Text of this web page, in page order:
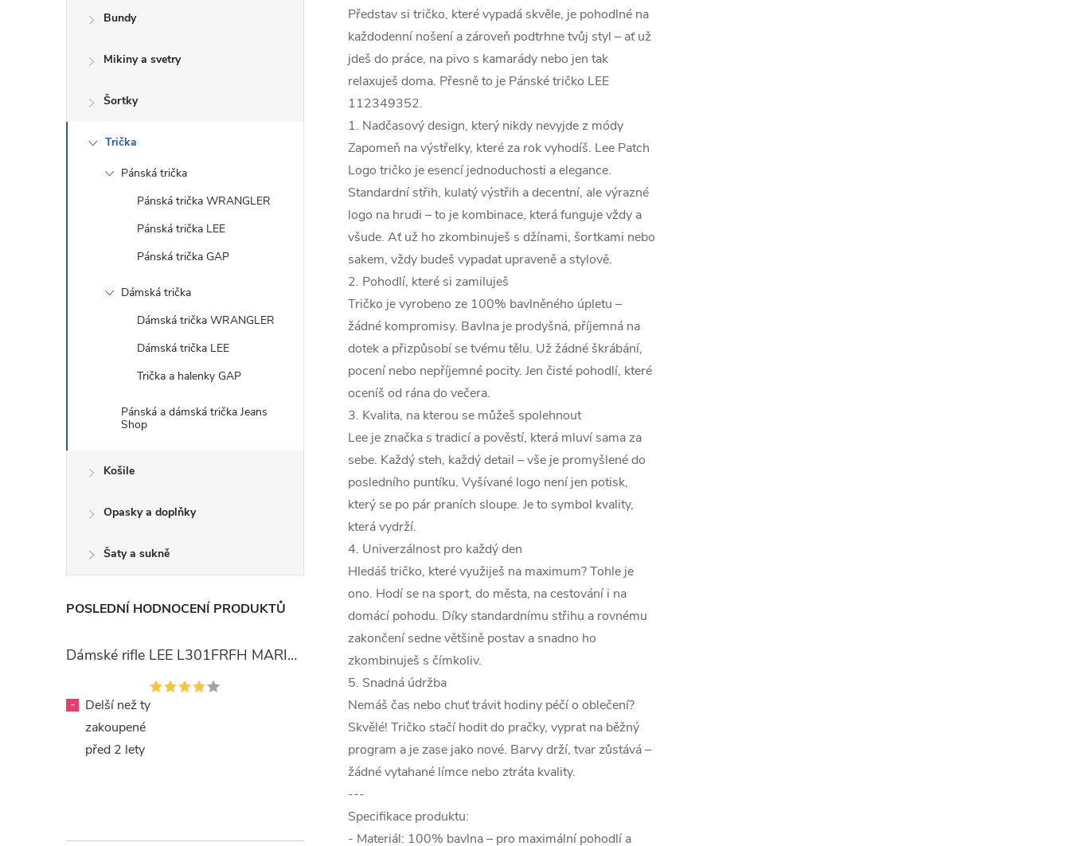
Bundy
Mikiny a svetry
Šortky
Trička
Pánská trička
Pánská trička WRANGLER
Pánská trička LEE
Pánská trička GAP
Dámská trička
Dámská trička WRANGLER
Dámská trička LEE
Trička a halenky GAP
Pánská a dámská trička Jeans
Shop
Košile
Opasky a doplňky
Šaty a sukně
POSLEDNÍ HODNOCENÍ PRODUKTŮ
Dámské rifle LEE L301FRFH MARION STRAIGHT RINSE
-
Delší než ty
zakoupené
před 2 lety
Představ si tričko, které vypadá skvěle, je pohodlné na
každodenní nošení a zároveň podtrhne tvůj styl – ať už
jdeš do práce, na pivo s kamarády nebo jen tak
relaxuješ doma. Přesně to je Pánské tričko LEE
112349352.
1. Nadčasový design, který nikdy nevyjde z módy
Zapomeň na výstřelky, které za rok vyhodíš. Lee Patch
Logo tričko je esencí jednoduchosti a elegance.
Standardní střih, kulatý výstřih a decentní, ale výrazné
logo na hrudi – to je kombinace, která funguje vždy a
všude. Ať už ho zkombinuješ s džínami, šortkami nebo
sakem, vždy budeš vypadat upraveně a stylově.
2. Pohodlí, které si zamiluješ
Tričko je vyrobeno ze 100% bavlněného úpletu –
žádné kompromisy. Bavlna je prodyšná, příjemná na
dotek a přizpůsobí se tvému tělu. Už žádné škrábání,
pocení nebo nepříjemné pocity. Jen čisté pohodlí, které
oceníš od rána do večera.
3. Kvalita, na kterou se můžeš spolehnout
Lee je značka s tradicí a pověstí, která mluví sama za
sebe. Každý steh, každý detail – vše je promyšlené do
posledního puntíku. Vyšívané logo není jen potisk,
který se po pár praních sloupe. Je to symbol kvality,
která vydrží.
4. Univerzálnost pro každý den
Hledáš tričko, které využiješ na maximum? Tohle je
ono. Hodí se na sport, do města, na cestování i na
domácí pohodu. Díky standardnímu střihu a rovnému
zakončení sedne většině postav a snadno ho
zkombinuješ s čímkoliv.
5. Snadná údržba
Nemáš čas nebo chuť trávit hodiny péčí o oblečení?
Skvělé! Tričko stačí hodit do pračky, vyprat na běžný
program a je zase jako nové. Barvy drží, tvar zůstává –
žádné vytahané límce nebo ztráta kvality.
---
Specifikace produktu:
- Materiál: 100% bavlna – pro maximální pohodlí a